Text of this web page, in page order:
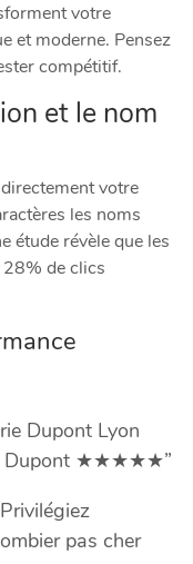
votre
et moderne. Pensez
compétitif.
et le nom
votre
les noms
étude révèle que les
de clics
Dupont Lyon
Dupont ★★★★★”
pas cher